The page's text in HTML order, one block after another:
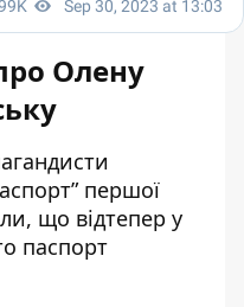
Олену
першої
що відтепер у
паспорт